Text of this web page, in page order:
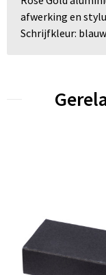
afwerking en
Schrijfkleur: